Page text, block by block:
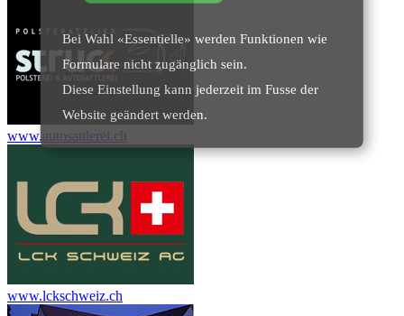
www.autosattlerei.ch
www.lckschweiz.ch
Bei Wahl «Essentielle» werden Funktionen wie
Formulare nicht zugänglich sein.
Diese Einstellung kann jederzeit im Fusse der
Website geändert werden.